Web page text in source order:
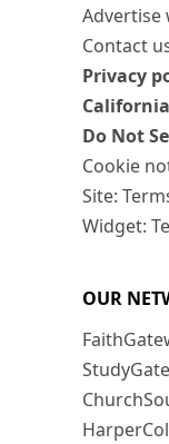
Advertise
Contact
Privacy
Do Not
Cookie
Site:
Widget:
OUR